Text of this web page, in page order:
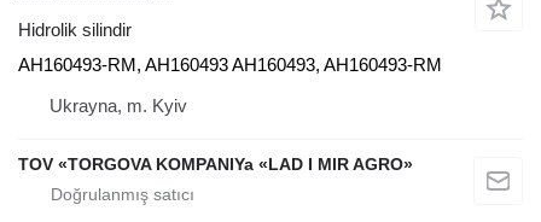
Hidrolik silindir
AH160493-RM, AH160493 AH160493, AH160493-RM
Ukrayna, m. Kyiv
TOV «TORGOVA KOMPANIYa «LAD I MIR AGRO»